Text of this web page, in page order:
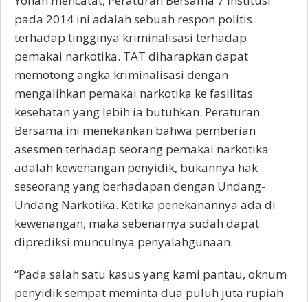
pada 2014 ini adalah sebuah respon politis
terhadap tingginya kriminalisasi terhadap
pemakai narkotika. TAT diharapkan dapat
memotong angka kriminalisasi dengan
mengalihkan pemakai narkotika ke fasilitas
kesehatan yang lebih ia butuhkan. Peraturan
Bersama ini menekankan bahwa pemberian
asesmen terhadap seorang pemakai narkotika
adalah kewenangan penyidik, bukannya hak
seseorang yang berhadapan dengan Undang-
Undang Narkotika. Ketika penekanannya ada di
kewenangan, maka sebenarnya sudah dapat
diprediksi munculnya penyalahgunaan.
“Pada salah satu kasus yang kami pantau, oknum
penyidik sempat meminta dua puluh juta rupiah